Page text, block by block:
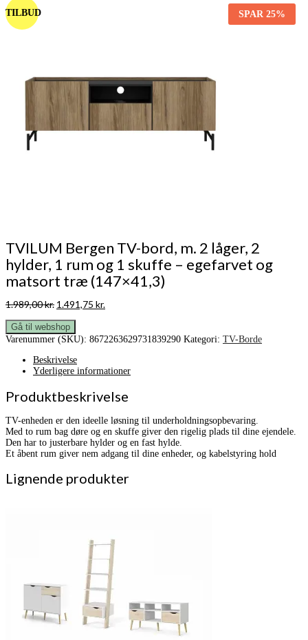
TILBUD SPAR 25%
TVILUM Bergen TV-bord, m. 2 låger, 2
hylder, 1 rum og 1 skuffe – egefarvet og
matsort træ (147×41,3)
1.989,00kr. Den
pris
var:
1.989,00 kr..
1.491,75 kr.Den
er:
Gå til webshop
Varenummer (SKU): 8672263629731839290 Kategori: TV-Borde
Beskrivelse
Yderligere informationer
Produktbeskrivelse
TV-enheden er den ideelle løsning til underholdningsopbevaring.
Med to rum bag døre og en skuffe giver den rigelig plads til dine ejendele.
Den har to justerbare hylder og en fast hylde.
Et åbent rum giver nem adgang til dine enheder, og kabelstyring hold
Lignende produkter